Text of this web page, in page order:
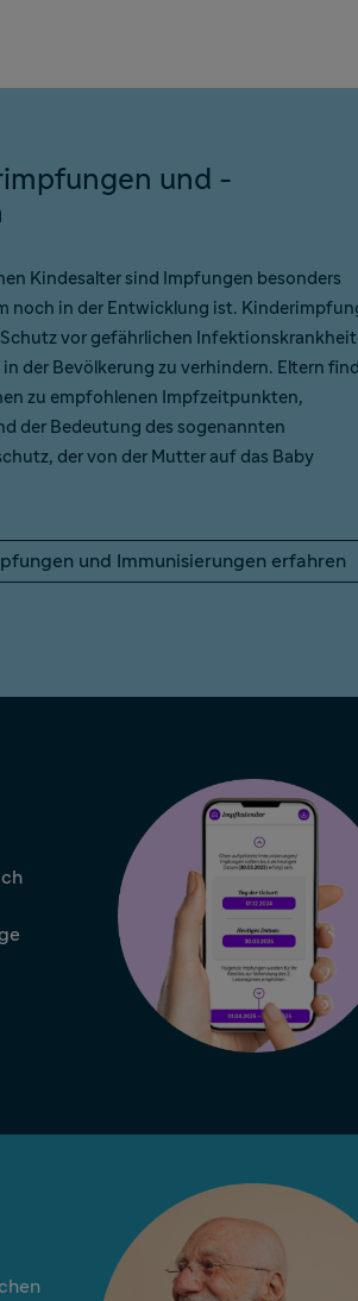
und -
Kindesalter sind Impfungen besonders
noch in der Entwicklung ist.
vor gefährlichen
der Bevölkerung zu verhindern. Eltern
zu empfohlenen Impfzeitpunkten,
der Bedeutung des sogenannten
der von der Mutter auf das Baby
und Immunisierungen erfahren